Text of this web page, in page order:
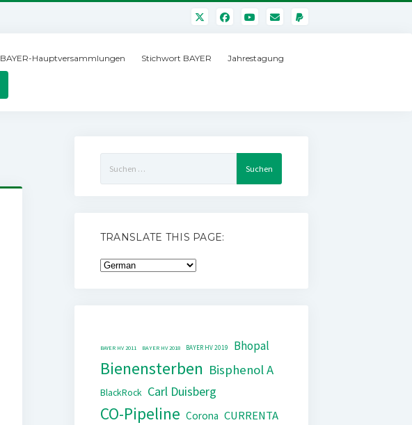
BAYER-Hauptversammlungen Stichwort BAYER Jahrestagung
nach:
TRANSLATE THIS PAGE:
BAYER HV 2011 BAYER HV 2018 BAYER HV 2019 Bhopal
Bienensterben Bisphenol A
BlackRock Carl Duisberg
CO-Pipeline Corona CURRENTA